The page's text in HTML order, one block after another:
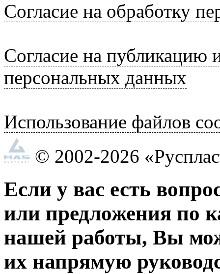
Согласие на обработку
Согласие на публикацию
персональных данных
Использование файлов
© 2002-2026
Если у вас есть
или предложения по
нашей работы, Вы
их напрямую